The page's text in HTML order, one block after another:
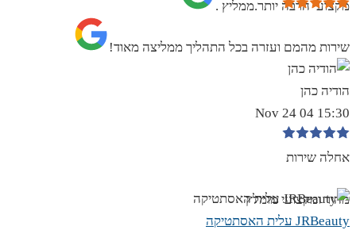
מקצועי הרבה יותר.ממליץ .
שירות מהמם ועזרה בכל התהליך ממליצה מאוד!
הודיה כהן
15:30 04 Nov 24
אחלה שירות
מהיר ומקצועי מומלץ
JRBeauty עלית האסתטיקה